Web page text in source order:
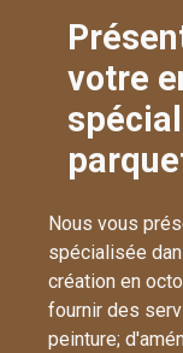
votre
Nous vous
spécialisée
création en
fournir des
peinture;